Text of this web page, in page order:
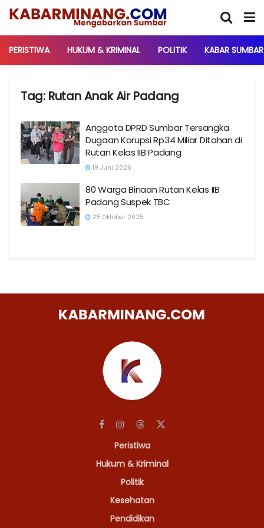
PERISTIWA HUKUM & KRIMINAL POLITIK KABAR SUMBAR
Tag: Rutan Anak Air Padang
Anggota DPRD Sumbar Tersangka
Dugaan Korupsi Rp34 Miliar Ditahan di
Rutan Kelas IIB Padang
19 Juni 2026
80 Warga Binaan Rutan Kelas IIB
Padang Suspek TBC
25 Oktober 2025
Peristiwa
Hukum & Kriminal
Politik
Kesehatan
Pendidikan